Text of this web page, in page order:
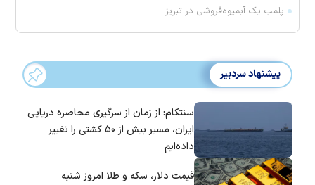
پلمب یک آبمیوه‌فروشی در تبریز
پیشنهاد سردبیر
سنتکام: از زمان از سرگیری محاصره دریایی
ایران، مسیر بیش از ۵۰ کشتی را تغییر
داده‌ایم
قیمت دلار، سکه و طلا امروز شنبه